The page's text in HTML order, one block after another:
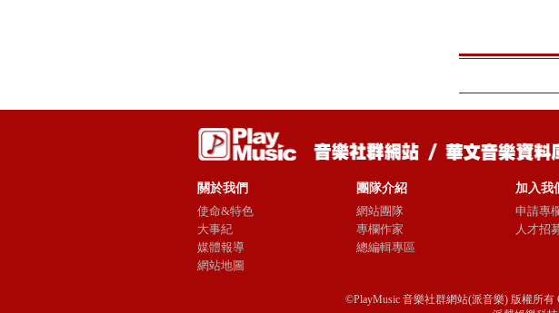
關於我們
使命&特色
大事紀
媒體報導
網站地圖
團隊介紹
網站團隊
專欄作家
總編輯專區
加入我
申請專
人才招
©PlayMusic 音樂社群網站(派音樂) 版權所有